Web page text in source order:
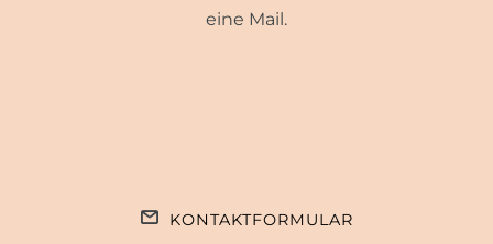
eine Mail.
KONTAKTFORMULAR